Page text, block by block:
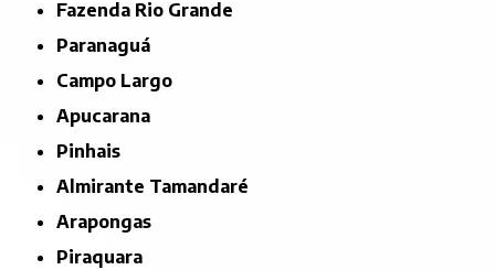
Fazenda Rio Grande
Paranaguá
Campo Largo
Apucarana
Pinhais
Almirante Tamandaré
Arapongas
Piraquara